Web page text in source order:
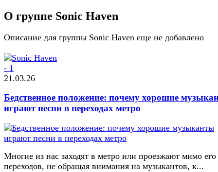
О группе Sonic Haven
Описание для группы Sonic Haven еще не добавлено
21.03.26
Бедственное положение: почему хорошие
играют песни в переходах метро
Многие из нас заходят в метро или проезжают мимо его
переходов, не обращая внимания на музыкантов, к...